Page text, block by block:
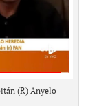
(R) Anyelo